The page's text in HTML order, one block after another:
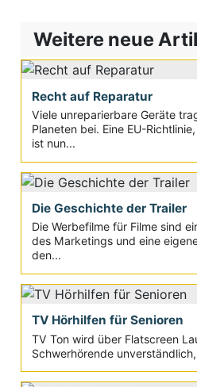
Weitere neue
Recht auf Reparatur
Viele unreparierbare Geräte
Planeten bei. Eine EU-
ist nun...
Die Geschichte der Trailer
Die Werbefilme für Filme sind
des Marketings und eine
den...
TV Hörhilfen für Senioren
TV Ton wird über Flatscreen
Schwerhörende